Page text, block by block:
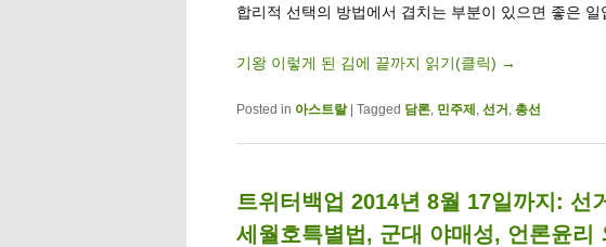
합리적 선택의 방법에서 겹치는 부분이 있으면 좋은 일
기왕 이렇게 된 김에 끝까지 읽기(클릭) →
Posted in 아스트랄 Tagged 담론, 민주제 , 선거 , 총선
트위터백업 2014년 8월 17일까지: 선
세월호특별법, 군대 야매성, 언론윤리